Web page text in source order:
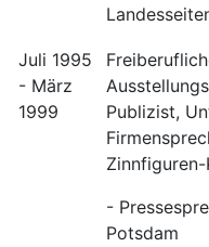
Juli 1995
- März
1999
Publizist,
-
Potsdam